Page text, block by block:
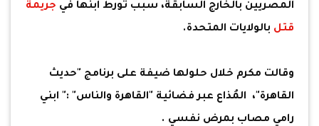
المصريين بالخارج السابقة، سبب تورط ابنها في جريمة
قتل بالولايات المتحدة.
وقالت مكرم خلال حلولها ضيفة على برنامج "حديث
القاهرة"، المُذاع عبر فضائية "القاهرة والناس" :" ابني
رامي مصاب بمرض نفسي .